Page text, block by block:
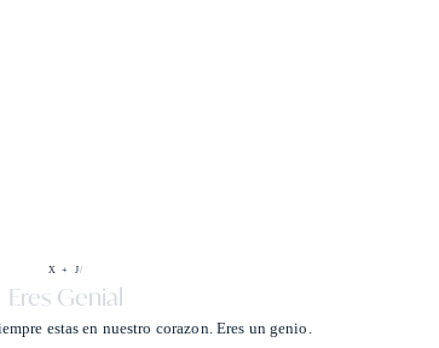
X + J/
Eres Genial
estas en nuestro corazon. Eres un genio.